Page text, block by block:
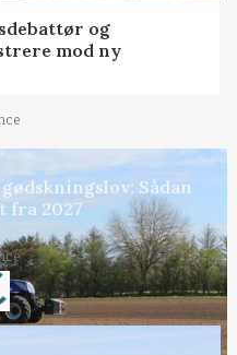
og
mod ny
Sådan
fra 2027